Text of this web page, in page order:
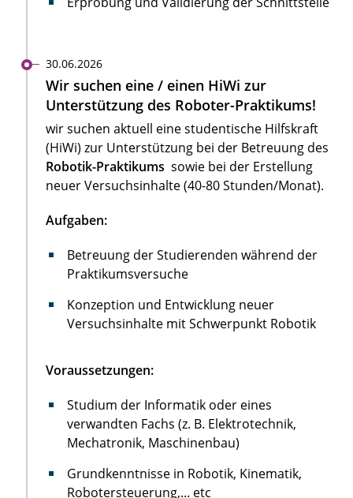
30.06.2026
Wir suchen eine / einen HiWi zur
Unterstützung des Roboter-Praktikums!
wir suchen aktuell eine studentische Hilfskraft
(HiWi) zur Unterstützung bei der Betreuung des
Robotik-Praktikums sowie bei der Erstellung
neuer Versuchsinhalte (40-80 Stunden/Monat).
Aufgaben:
Betreuung der Studierenden während der
Praktikumsversuche
Konzeption und Entwicklung neuer
Versuchsinhalte mit Schwerpunkt Robotik
Voraussetzungen:
Studium der Informatik oder eines
verwandten Fachs (z. B. Elektrotechnik,
Mechatronik, Maschinenbau)
Grundkenntnisse in Robotik, Kinematik,
Robotersteuerung,... etc